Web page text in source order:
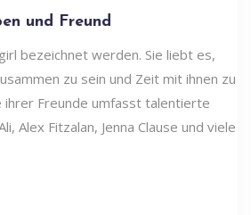
und Freund
bezeichnet werden. Sie liebt es,
zu sein und Zeit mit ihnen zu
ihrer Freunde umfasst talentierte
Alex Fitzalan, Jenna Clause und viele